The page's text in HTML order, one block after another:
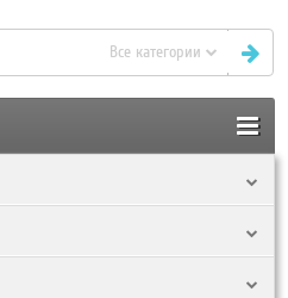
Все категории